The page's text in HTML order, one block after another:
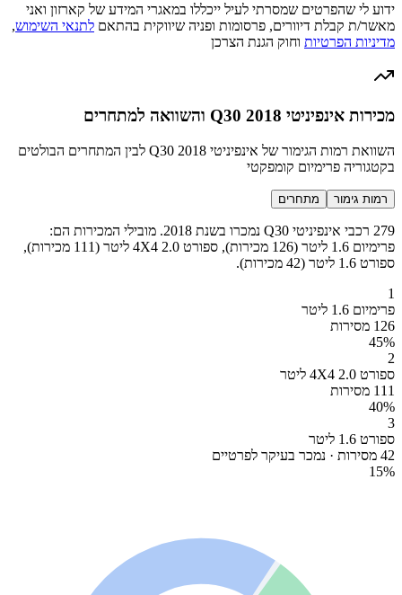
ידוע לי שהפרטים שמסרתי לעיל ייכללו במאגרי המידע של קארזון ואני
מאשר/ת קבלת דיוורים, פרסומות ופניה שיווקית בהתאם לתנאי השימוש,
מדיניות הפרטיות וחוק הגנת הצרכן
מכירות אינפיניטי Q30 2018 והשוואה למתחרים
השוואת רמות הגימור של אינפיניטי Q30 2018 לבין המתחרים הבולטים
בקטגוריה פרימיום קומפקטי
רמות גימור מתחרים
279 רכבי אינפיניטי Q30 נמכרו בשנת 2018. מובילי המכירות הם:
פרימיום 1.6 ליטר (126 מכירות), ספורט 4X4 2.0 ליטר (111 מכירות),
ספורט 1.6 ליטר (42 מכירות).
1
פרימיום 1.6 ליטר
126 מסירות
45%
2
ספורט 4X4 2.0 ליטר
111 מסירות
40%
3
ספורט 1.6 ליטר
42 מסירות · נמכר בעיקר לפרטיים
15%